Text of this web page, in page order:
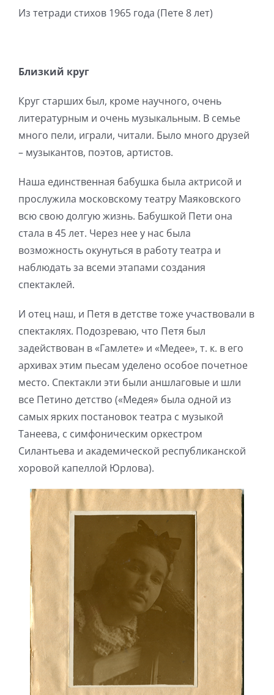
Из тетради стихов 1965 года (Пете 8 лет)
Близкий круг
Круг старших был, кроме научного, очень
литературным и очень музыкальным. В семье
много пели, играли, читали. Было много друзей
– музыкантов, поэтов, артистов.
Наша единственная бабушка была актрисой и
прослужила московскому театру Маяковского
всю свою долгую жизнь. Бабушкой Пети она
стала в 45 лет. Через нее у нас была
возможность окунуться в работу театра и
наблюдать за всеми этапами создания
спектаклей.
И отец наш, и Петя в детстве тоже участвовали в
спектаклях. Подозреваю, что Петя был
задействован в «Гамлете» и «Медее», т. к. в его
архивах этим пьесам уделено особое почетное
место. Спектакли эти были аншлаговые и шли
все Петино детство («Медея» была одной из
самых ярких постановок театра с музыкой
Танеева, с симфоническим оркестром
Силантьева и академической республиканской
хоровой капеллой Юрлова).